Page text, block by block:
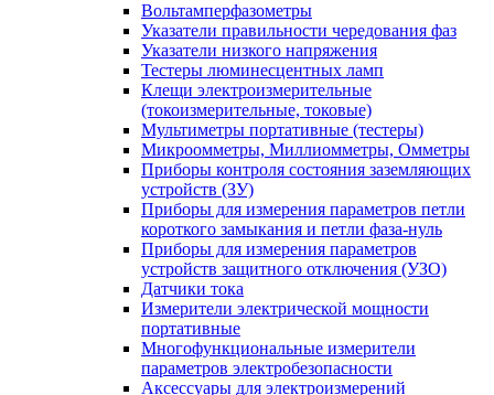
Вольтамперфазометры
Указатели правильности чередования фаз
Указатели низкого напряжения
Тестеры люминесцентных ламп
Клещи электроизмерительные
(токоизмерительные, токовые)
Мультиметры портативные (тестеры)
Микроомметры, Миллиомметры, Омметры
Приборы контроля состояния заземляющих
устройств (ЗУ)
Приборы для измерения параметров петли
короткого замыкания и петли фаза-нуль
Приборы для измерения параметров
устройств защитного отключения (УЗО)
Датчики тока
Измерители электрической мощности
портативные
Многофункциональные измерители
параметров электробезопасности
Аксессуары для электроизмерений